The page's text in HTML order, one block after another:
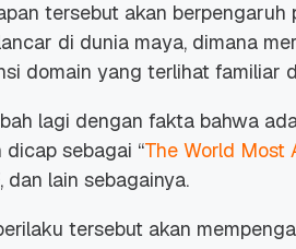
tersebut akan
di dunia maya, dimana
domain yang terlihat familiar
lagi dengan fakta bahwa
dicap sebagai “The World Most
dan lain sebagainya.
tersebut akan